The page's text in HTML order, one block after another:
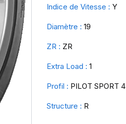
Indice de Vitesse : Y
Diamètre : 19
ZR : ZR
Extra Load : 1
Profil : PILOT SPORT 4
Structure : R